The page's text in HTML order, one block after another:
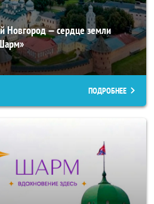
Новгород — сердце земли
ПОДРОБНЕЕ